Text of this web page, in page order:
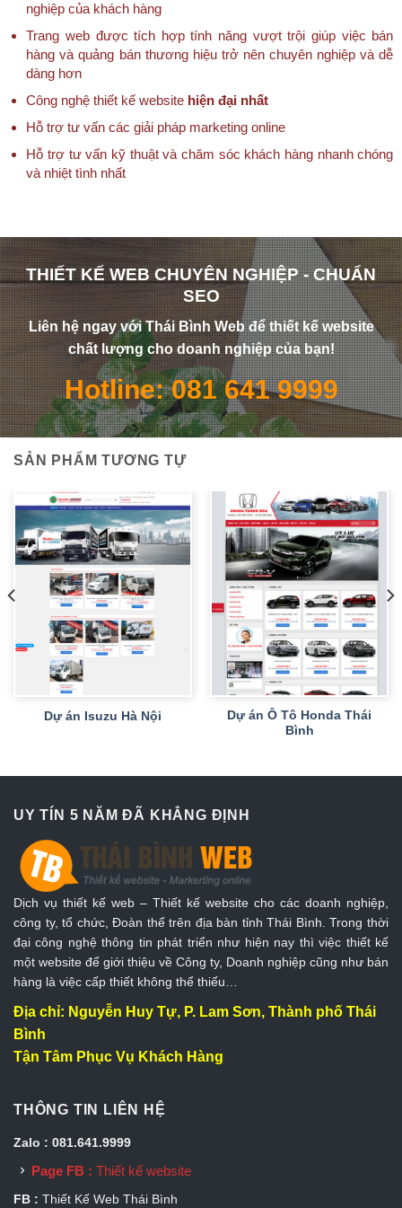
nghiệp của khách hàng
Trang web được tích hợp tính năng vượt trội giúp việc bán
hàng và quảng bán thương hiệu trở nên chuyên nghiệp và dễ
dàng hơn
Công nghệ thiết kế website hiện đại nhất
Hỗ trợ tư vấn các giải pháp marketing online
Hỗ trợ tư vấn kỹ thuật và chăm sóc khách hàng nhanh chóng
và nhiệt tình nhất
THIẾT KẾ WEB CHUYÊN NGHIỆP - CHUẨN
SEO
Liên hệ ngay với Thái Bình Web để thiết kế website
chất lượng cho doanh nghiệp của bạn!
Hotline: 081 641 9999
SẢN PHẨM TƯƠNG TỰ
Dự án Isuzu Hà Nội
Dự án Ô Tô Honda Thái
Bình
UY TÍN 5 NĂM ĐÃ KHẲNG ĐỊNH
Dịch vụ thiết kế web – Thiết kế website cho các doanh nghiệp,
công ty, tổ chức, Đoàn thể trên địa bàn tỉnh Thái Bình. Trong thời
đại công nghệ thông tin phát triển như hiện nay thì việc thiết kế
một website để giới thiệu về Công ty, Doanh nghiệp cũng như bán
hàng là việc cấp thiết không thể thiếu…
Địa chỉ: Nguyễn Huy Tự, P. Lam Sơn, Thành phố Thái
Bình
Tận Tâm Phục Vụ Khách Hàng
THÔNG TIN LIÊN HỆ
Zalo : 081.641.9999
Page FB : Thiết kế website
FB : Thiết Kế Web Thái Bình